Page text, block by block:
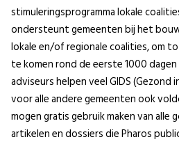
stimuleringsprogramma lokale
ondersteunt gemeenten bij het
lokale en/of regionale coalities, om
te komen rond de eerste 1000
adviseurs helpen veel GIDS (Gezond
voor alle andere gemeenten ook
mogen gratis gebruik maken van alle
artikelen en dossiers die Pharos